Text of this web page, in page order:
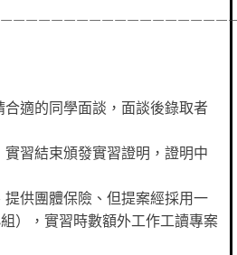
適的同學面談，面談後錄取者
習結束頒發實習證明，證明中
供團體保險、但提案經採用一
），實習時數額外工作工讀專案